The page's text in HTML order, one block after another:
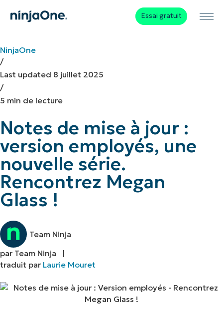
Essai gratuit
NinjaOne
/
Last updated 8 juillet 2025
/
5 min de lecture
Notes de mise à jour :
version employés, une
nouvelle série.
Rencontrez Megan
Glass !
Team Ninja
par Team Ninja |
traduit par Laurie Mouret